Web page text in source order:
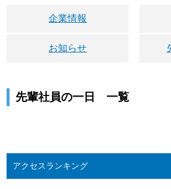
企業情報
お知らせ
先輩社員の一日 一覧
アクセスランキング